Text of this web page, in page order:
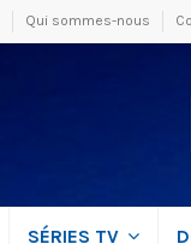
Qui sommes-nous
SÉRIES TV